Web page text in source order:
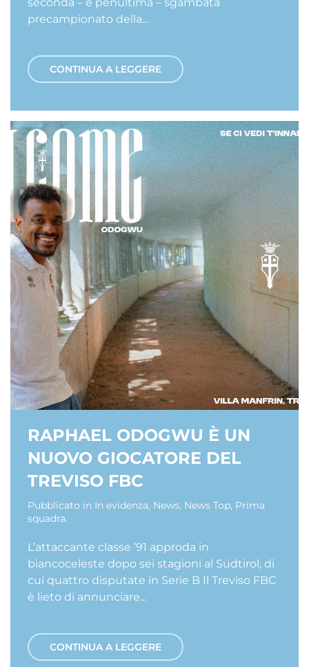
precampionato della...
CONTINUA A LEGGERE
RAPHAEL ODOGWU È UN
NUOVO GIOCATORE DEL
TREVISO FBC
Pubblicato in In evidenza, News, News Top, Prima
squadra.
L’attaccante classe ’91 approda in
biancoceleste dopo sei stagioni al Südtirol, di
cui quattro disputate in Serie B Il Treviso FBC
è lieto di annunciare...
CONTINUA A LEGGERE